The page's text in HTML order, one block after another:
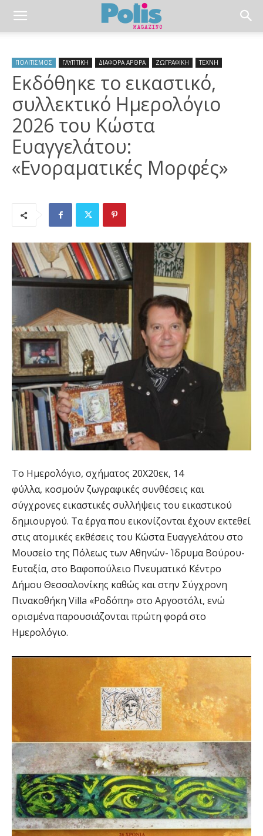
ΠΟΛΙΤΙΣΜΟΣ ΓΛΥΠΤΙΚΗ ΔΙΑΦΟΡΑ ΑΡΘΡΑ ΖΩΓΡΑΦΙΚΗ ΤΕΧΝΗ
Εκδόθηκε το εικαστικό,
συλλεκτικό Ημερολόγιο
2026 του Κώστα
Ευαγγελάτου:
«Ενοραματικές Μορφές»
Το Ημερολόγιο, σχήματος 20Χ20εκ, 14
φύλλα, κοσμούν ζωγραφικές συνθέσεις και
σύγχρονες εικαστικές συλλήψεις του εικαστικού
δημιουργού. Τα έργα που εικονίζονται έχουν εκτεθεί
στις ατομικές εκθέσεις του Κώστα Ευαγγελάτου στο
Μουσείο της Πόλεως των Αθηνών- Ίδρυμα Βούρου-
Ευταξία, στο Βαφοπούλειο Πνευματικό Κέντρο
Δήμου Θεσσαλονίκης καθώς και στην Σύγχρονη
Πινακοθήκη Villa «Ροδόπη» στο Αργοστόλι, ενώ
ορισμένα παρουσιάζονται πρώτη φορά στο
Ημερολόγιο.